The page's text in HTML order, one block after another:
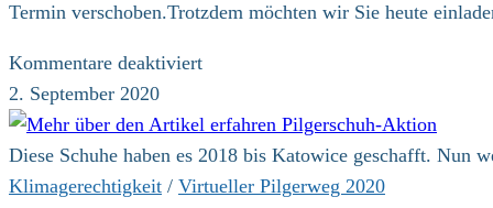
Termin verschoben.Trotzdem möchten wir Sie heute
Kommentare deaktiviertfür
doch!
Klimapilgern
in
2. September 2020
Diese Schuhe haben es 2018 bis Katowice geschafft. Nun
Klimagerechtigkeit / Virtueller Pilgerweg 2020